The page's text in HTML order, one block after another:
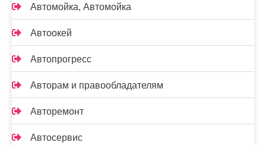
Автомойка, Автомойка
Автоокей
Автопрогресс
Авторам и правообладателям
Авторемонт
Автосервис